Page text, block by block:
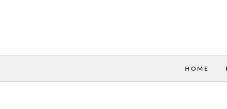
HOME